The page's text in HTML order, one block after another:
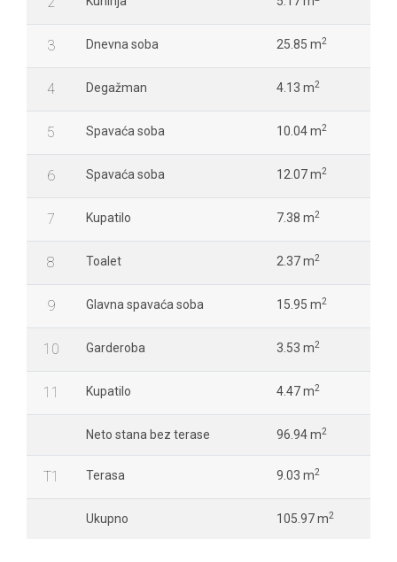
3 Dnevna soba 25.85 m2
4 Degažman 4.13 m2
5 Spavaća soba 10.04 m2
6 Spavaća soba 12.07 m2
7 Kupatilo 7.38 m2
8 Toalet 2.37 m2
9 Glavna spavaća soba 15.95 m2
10 Garderoba 3.53 m2
11 Kupatilo 4.47 m2
Neto stana bez terase 96.94 m2
T1 Terasa 9.03 m2
Ukupno 105.97 m2